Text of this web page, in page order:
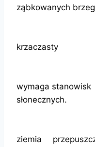
ząbkowanych
krzaczasty
wymaga stanowisk
słonecznych.
ziemia